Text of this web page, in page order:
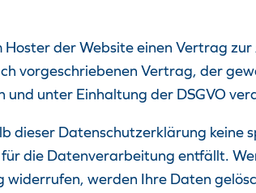
der Website einen Vertrag
vorgeschriebenen Vertrag, der
und unter Einhaltung der DSGVO
dieser Datenschutzerklärung keine
die Datenverarbeitung entfällt.
werden Ihre Daten